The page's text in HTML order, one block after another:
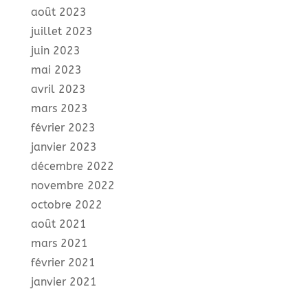
août 2023
juillet 2023
juin 2023
mai 2023
avril 2023
mars 2023
février 2023
janvier 2023
décembre 2022
novembre 2022
octobre 2022
août 2021
mars 2021
février 2021
janvier 2021